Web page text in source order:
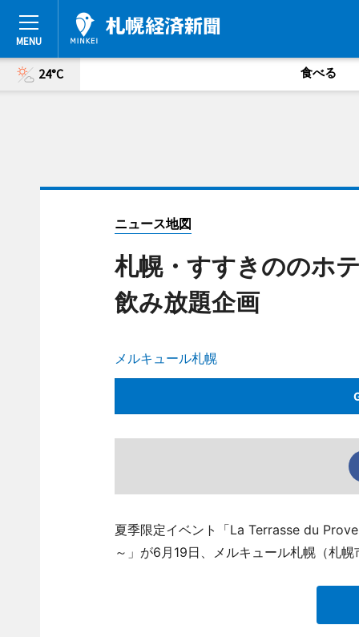
24°C 食べる
ニュース地図
札幌・すすきののホ
飲み放題企画
メルキュール札幌
夏季限定イベント「La Terrasse du
～」が6月19日、メルキュール札幌（札